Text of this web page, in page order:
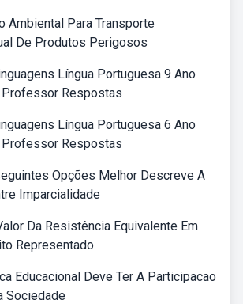
Ambiental Para Transporte
De Produtos Perigosos
Língua Portuguesa 9 Ano
Professor Respostas
Língua Portuguesa 6 Ano
Professor Respostas
Opções Melhor Descreve A
Imparcialidade
Da Resistência Equivalente Em
Representado
Educacional Deve Ter A Participacao
Sociedade